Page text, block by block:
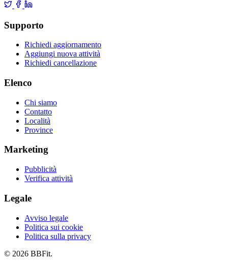
Supporto
Richiedi aggiornamento
Aggiungi nuova attività
Richiedi cancellazione
Elenco
Chi siamo
Contatto
Località
Province
Marketing
Pubblicità
Verifica attività
Legale
Avviso legale
Politica sui cookie
Politica sulla privacy
© 2026 BBFit.